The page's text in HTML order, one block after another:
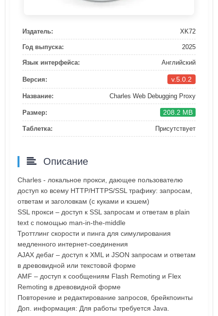
Издатель: XK72
Год выпуска: 2025
Язык интерфейса: Английский
Версия: v.5.0.2
Название: Charles Web Debugging Proxy
Размер: 208.2 MB
Таблетка: Присутствует
Описание
Charles - локальное прокси, дающее пользователю
доступ ко всему HTTP/HTTPS/SSL трафику: запросам,
ответам и заголовкам (с куками и кэшем)
SSL прокси – доступ к SSL запросам и ответам в plain
text с помощью man-in-the-middle
Троттлинг скорости и пинга для симулирования
медленного интернет-соединения
AJAX дебаг – доступ к XML и JSON запросам и ответам
в древовидной или текстовой форме
AMF – доступ к сообщениям Flash Remoting и Flex
Remoting в древовидной форме
Повторение и редактирование запросов, брейкпоинты
Доп. информация: Для работы требуется Java.